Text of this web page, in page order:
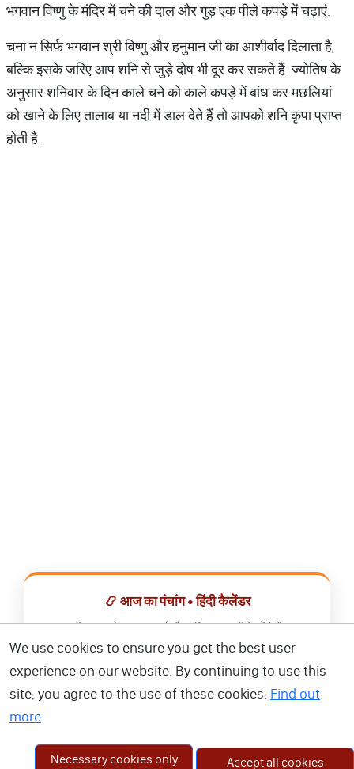
भगवान विष्णु के मंदिर में चने की दाल और गुड़ एक पीले कपड़े में चढ़ाएं.
चना न सिर्फ भगवान श्री विष्णु और हनुमान जी का आशीर्वाद दिलाता है,
बल्कि इसके जरिए आप शनि से जुड़े दोष भी दूर कर सकते हैं. ज्योतिष के
अनुसार शनिवार के दिन काले चने को काले कपड़े में बांध कर मछलियां
को खाने के लिए तालाब या नदी में डाल देते हैं तो आपको शनि कृपा प्राप्त
होती है.
📿 आज का पंचांग • हिंदी कैलेंडर
सभी व्रत, त्योहार, शुभ मुहूर्त और राशिफल एक ही ऐप में देखें।
📅 हिंदी कैलेंडर ऐप डाउनलोड करें
We use cookies to ensure you get the best user
experience on our website. By continuing to use this
site, you agree to the use of these cookies. Find out
more
Necessary cookies only Accept all cookies